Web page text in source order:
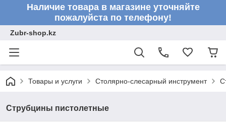
Наличие товара в магазине уточняйте
пожалуйста по телефону!
Zubr-shop.kz
Товары и услуги Столярно-слесарный инструмент
Струбцины пистолетные